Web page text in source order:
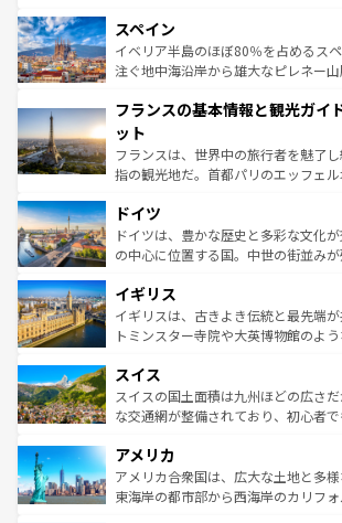
ろん、トスカーナの美しい田園風景や
景など、自然景観も見逃せない。観
ピザやパスタなど、絶品のイタリア
ませてくれるイタリアで、忘れられ
なお、新着のイタリア情報は
しい。
スペイン
イベリア半島のほぼ80％を占めるス
注ぐ地中海沿岸から雄大なピレネー
文化が根付くこの国では、情熱的な
れる闘牛、そして美味しいタパスが生
る。首都マドリードの洗練された雰
アートに溢れた街角から、地方では
せる。地方によって風土や気候が異な
性で訪れる人を魅了
ンテンツ一覧を参照してほしい。
フランスの基本情報と観光ガイ
ット
フランスは、世界中の旅行者を魅了
指の観光地だ。首都パリのエッフェ
で、幅広い魅力が詰まっている。華麗
聖堂、美しいビーチ、そして豊かな
から魅了する。また、フランスは美
いる。シャンパンの発祥地であるラン
香り高いラベンダー畑など、多彩な
らに、パリ以外の地域にも魅力が溢
れる地方に足を運ぶとそれぞれで全く
きるだろう。 なお、新着のフラン
を参照してほしい。
ドイツ
ドイツは、豊かな歴史と多彩な文化
の中心に位置する国。中世の街並み
顔を持つこの国は、どこを歩いても飽
ルリンの文化的活気、バイエルン州
してライン川沿いのワイン畑といっ
は、お酒好きな人にはぜひ体験してほしい。 なお
ドイツ情報はコンテンツ一覧を参照
イギリス
イギリスは、古きよき伝統と最先端
トミンスター寺院や大英博物館のよ
リアごとに異なる魅力がある。また、
ティー、ビール好きにはたまらない
戦など、本場だからこそできる体験
ンツ一覧を参照してほしい。
スイス
スイスの国土面積は九州ほどの広さ
な交通網が整備されており、初心者
の建物がそのまま残る町や、スイスな
博物館もあり、アルプス観光だけでな
ことができる。国民の所得が高いた
アメリカ
アメリカ合衆国は、広大な土地と多様
東海岸の都市部から西海岸のカリフ